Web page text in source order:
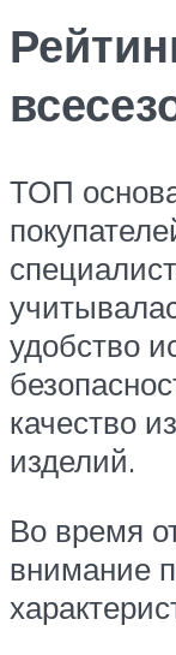
ТОП
удобство
качество
изделий.
Во время
внимание